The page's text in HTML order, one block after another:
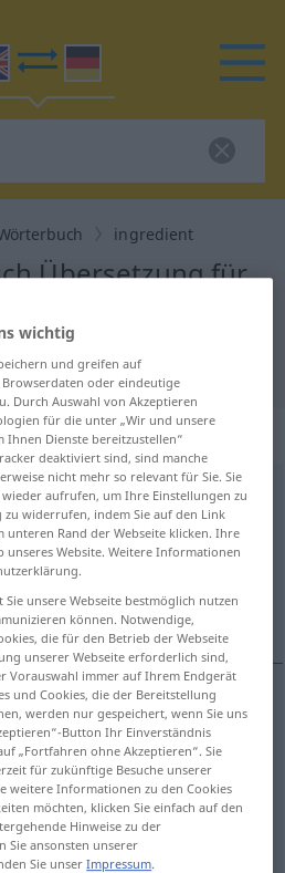
ingredient
Übersetzung für
Übersetzung
: noun
anklicken/antippen)
Zutat
wichtig
und greifen auf
oder eindeutige
Durch Auswahl von Akzeptieren
für die unter „Wir und unsere
Ihnen Dienste bereitzustellen“
deaktiviert sind, sind manche
nicht mehr so relevant für Sie. Sie
aufrufen, um Ihre Einstellungen zu
widerrufen, indem Sie auf den Link
unteren Rand der Webseite klicken. Ihre
Website. Weitere Informationen
unsere Webseite bestmöglich nutzen
können. Notwendige,
die für den Betrieb der Webseite
unserer Webseite erforderlich sind,
Vorauswahl immer auf Ihrem Endgerät
und Cookies, die der Bereitstellung
werden nur gespeichert, wenn Sie uns
Button Ihr Einverständnis
„Fortfahren ohne Akzeptieren“. Sie
für zukünftige Besuche unserer
weitere Informationen zu den Cookies
möchten, klicken Sie einfach auf den
Hinweise zu der
Sie ansonsten unserer
Sie unserImpressum.